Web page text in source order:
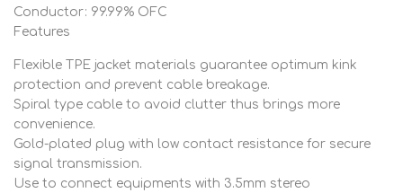
Conductor: 99.99% OFC
Features
Flexible TPE jacket materials guarantee optimum kink
protection and prevent cable breakage.
Spiral type cable to avoid clutter thus brings more
convenience.
Gold-plated plug with low contact resistance for secure
signal transmission.
Use to connect equipments with 3.5mm stereo